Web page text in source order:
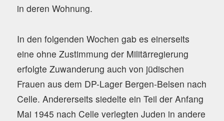
in deren Wohnung.
In den folgenden Wochen gab es einerseits
eine ohne Zustimmung der Militärregierung
erfolgte Zuwanderung auch von jüdischen
Frauen aus dem DP-Lager Bergen-Belsen nach
Celle. Andererseits siedelte ein Teil der Anfang
Mai 1945 nach Celle verlegten Juden in andere